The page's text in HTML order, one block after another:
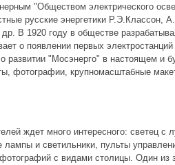
"Обществом электрического
русские энергетики Р.Э.Классон,
В 1920 году в обществе
о появлении первых
развитии "Мосэнерго" в настоящем и
фотографии, крупномасштабные
ждет много интересного: светец
лампы и светильники, пульты
с видами столицы. Один из